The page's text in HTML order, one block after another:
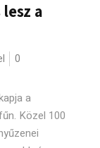
a
0
a
Közel 100